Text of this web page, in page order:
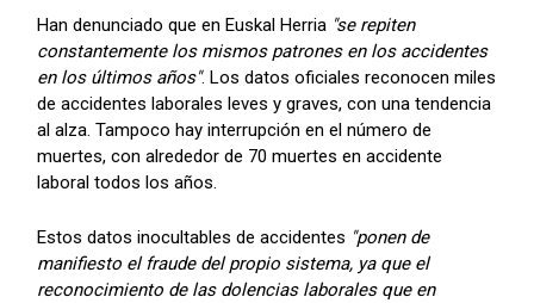
Han denunciado que en Euskal Herria "se repiten
constantemente los mismos patrones en los accidentes
en los últimos años". Los datos oficiales reconocen miles
de accidentes laborales leves y graves, con una tendencia
al alza. Tampoco hay interrupción en el número de
muertes, con alrededor de 70 muertes en accidente
laboral todos los años.
Estos datos inocultables de accidentes "ponen de
manifiesto el fraude del propio sistema, ya que el
reconocimiento de las dolencias laborales que en